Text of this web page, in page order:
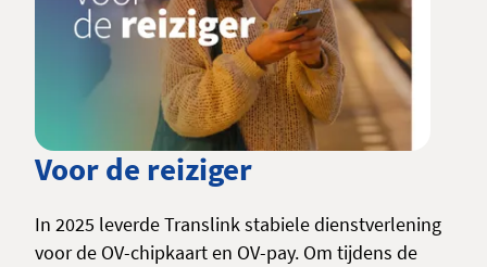
Voor de reiziger
In 2025 leverde Translink stabiele dienstverlening
voor de OV-chipkaart en OV-pay. Om tijdens de